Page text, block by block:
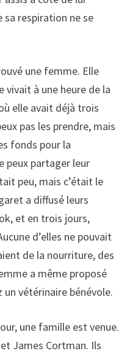
respiration ne se
une femme. Elle
vivait à une heure de la
elle avait déjà trois
pas les prendre, mais
fonds pour la
peux partager leur
peu, mais c’était le
a diffusé leurs
et en trois jours,
d’elles ne pouvait
de la nourriture, des
a même proposé
vétérinaire bénévole.
une famille est venue.
James Cortman. Ils